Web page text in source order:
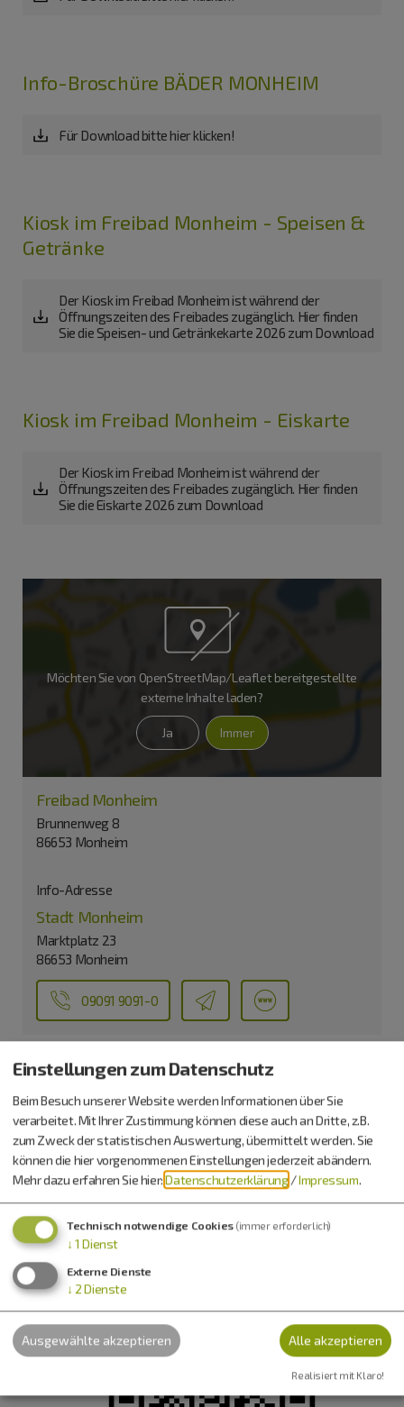
Info-Broschüre BÄDER MONHEIM
Für Download bitte hier klicken!
Kiosk im Freibad Monheim - Speisen &
Getränke
Der Kiosk im Freibad Monheim ist während der
Öffnungszeiten des Freibades zugänglich. Hier finden
Sie die Speisen- und Getränkekarte 2026 zum Download
Kiosk im Freibad Monheim - Eiskarte
Der Kiosk im Freibad Monheim ist während der
Öffnungszeiten des Freibades zugänglich. Hier finden
Sie die Eiskarte 2026 zum Download
Möchten Sie von OpenStreetMap/Leafletbereitgestellte
externe Inhalte laden?
Ja Immer
Freibad Monheim
Brunnenweg 8
86653 Monheim
Info-Adresse
Stadt Monheim
Marktplatz 23
86653 Monheim
09091 9091-0
Einstellungen zum Datenschutz
Beim Besuch unserer Website werden Informationen über Sie
verarbeitet. Mit Ihrer Zustimmung können diese auch an Dritte, z.B.
zum Zweck der statistischen Auswertung, übermittelt werden. Sie
können die hier vorgenommenen Einstellungen jederzeit abändern.
Mehr dazu erfahren Sie hier:Datenschutzerklärung /Impressum.
Technisch notwendige Cookies (immer erforderlich)
↓ 1 Dienst
Externe Dienste
↓ 2 Dienste
Ausgewählte akzeptieren Alle akzeptieren
Realisiert mit Klaro!